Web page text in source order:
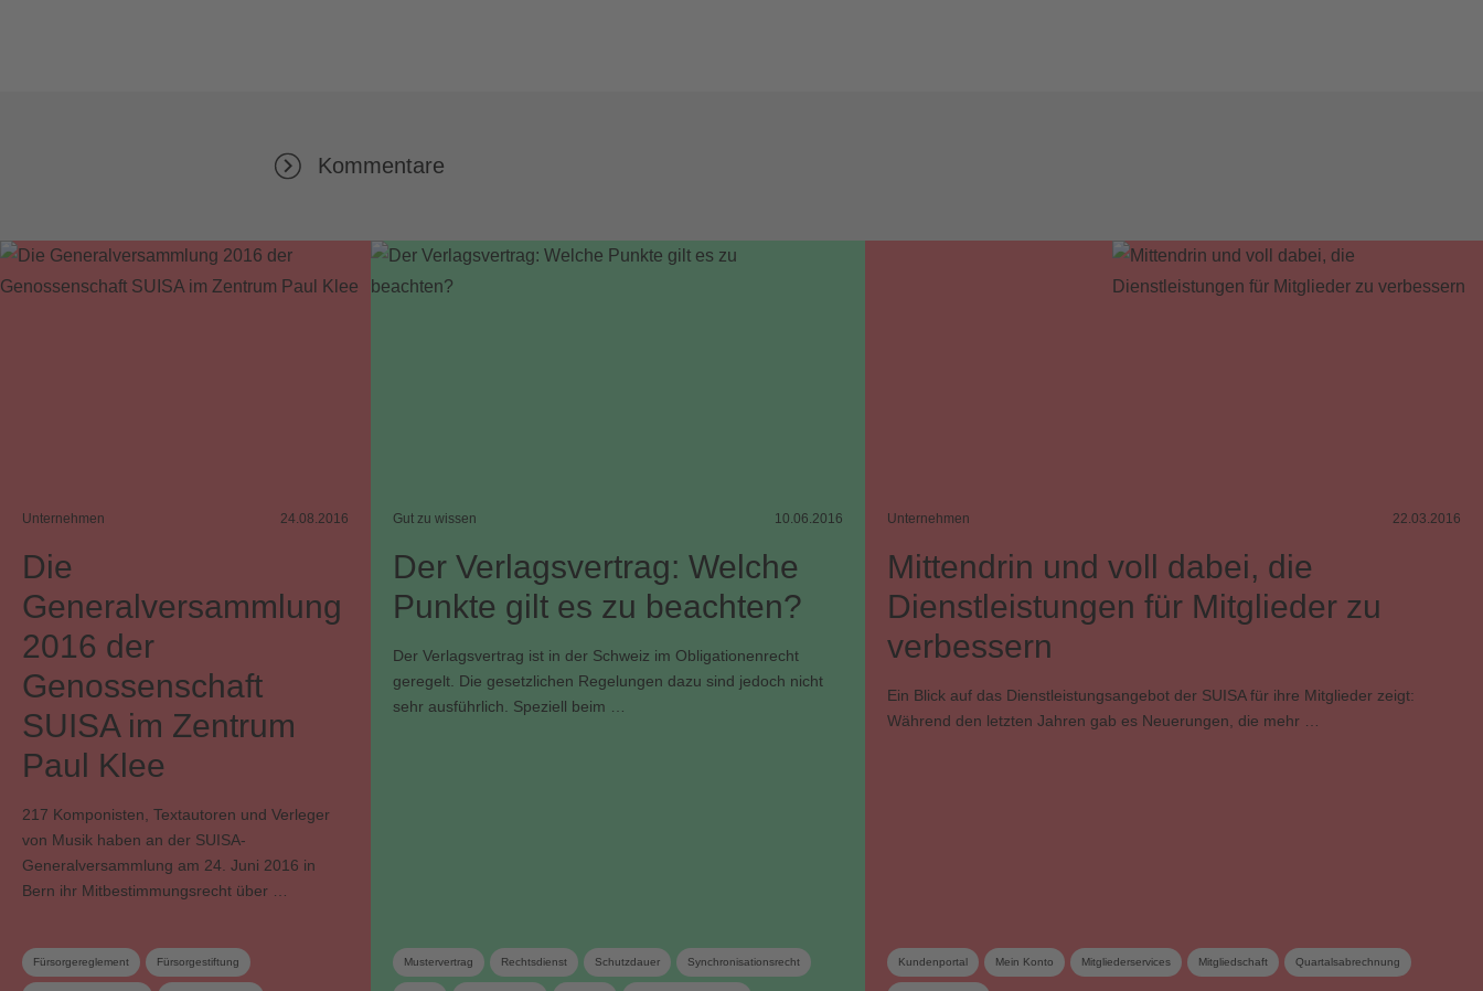
Kommentare
Unternehmen 24.08.2016
Die
Generalversammlung
2016 der
Genossenschaft
SUISA im Zentrum
Paul Klee
217 Komponisten, Textautoren und Verleger
von Musik haben an der SUISA-
Generalversammlung am 24. Juni 2016 in
Bern ihr Mitbestimmungsrecht über …
Fürsorgereglement Fürsorgestiftung
Gut zu wissen 10.06.2016
Der Verlagsvertrag: Welche
Punkte gilt es zu beachten?
Der Verlagsvertrag ist in der Schweiz im Obligationenrecht
geregelt. Die gesetzlichen Regelungen dazu sind jedoch nicht
sehr ausführlich. Speziell beim …
Mustervertrag Rechtsdienst Schutzdauer Synchronisationsrecht
Unternehmen 22.03.2016
Mittendrin und voll dabei, die
Dienstleistungen für Mitglieder zu
verbessern
Ein Blick auf das Dienstleistungsangebot der SUISA für ihre Mitglieder zeigt:
Während den letzten Jahren gab es Neuerungen, die mehr …
Kundenportal Mein Konto Mitgliederservices Mitgliedschaft Quartalsabrechnung